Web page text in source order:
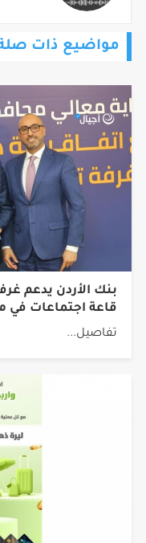
مواضيع ذات
بنك الأردن يدعم
قاعة اجتماعات في
تفاصيل...